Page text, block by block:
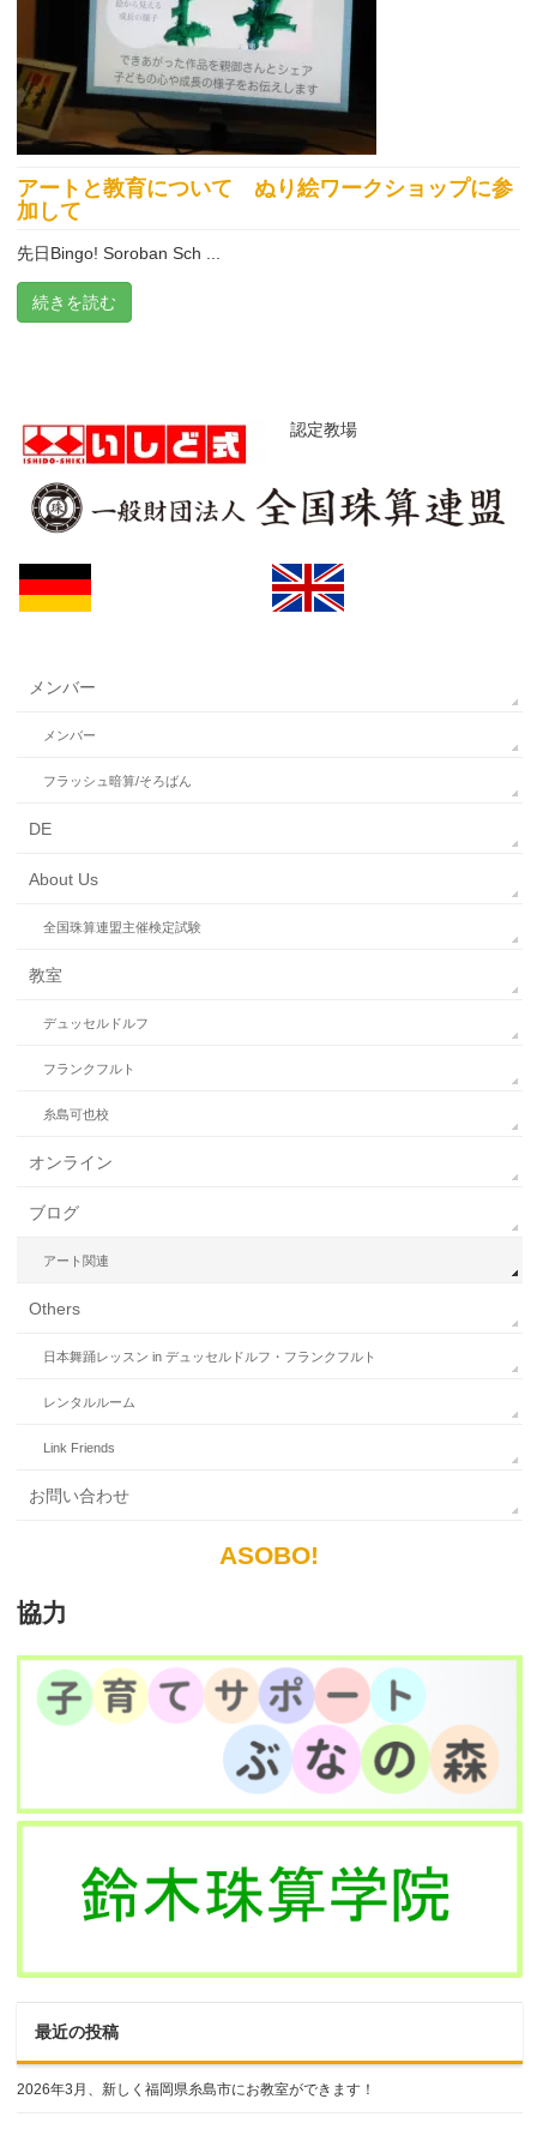
アートと教育について ぬり絵ワークショップに参
加して
先日Bingo! Soroban Sch ...
続きを読む
認定教場
メンバー
メンバー
フラッシュ暗算/そろばん
DE
About Us
全国珠算連盟主催検定試験
教室
デュッセルドルフ
フランクフルト
糸島可也校
オンライン
ブログ
アート関連
Others
日本舞踊レッスン in デュッセルドルフ・フランクフルト
レンタルルーム
Link Friends
お問い合わせ
ASOBO!
協力
最近の投稿
2026年3月、新しく福岡県糸島市にお教室ができます！